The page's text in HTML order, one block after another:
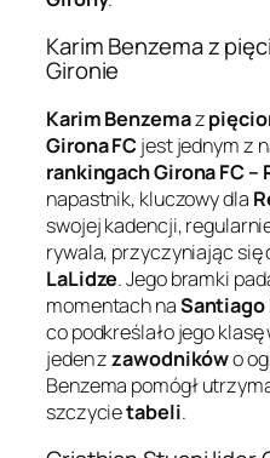
Karim Benzema z
Gironie
Karim Benzemaz
Girona FCjest jednym z
rankingach Girona FC –
napastnik, kluczowy dla
swojej kadencji,
rywala, przyczyniając się
LaLidze. Jego bramki
momentach naSantiago
co podkreślało jego klasę
jeden zzawodnikówo
Benzema pomógł
szczycietabeli.